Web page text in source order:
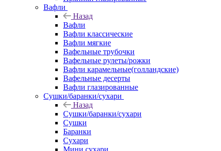
Вафли
Назад
Вафли
Вафли классические
Вафли мягкие
Вафельные трубочки
Вафельные рулеты/рожки
Вафли карамельные(голландские)
Вафельные десерты
Вафли глазированные
Сушки/баранки/сухари
Назад
Сушки/баранки/сухари
Сушки
Баранки
Сухари
Мини сухари